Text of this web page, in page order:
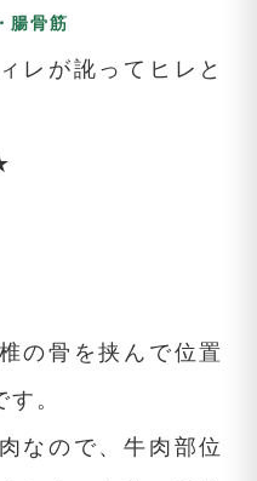
腸骨筋
レが訛ってヒレと
の骨を挟んで位置
。
なので、牛肉部位